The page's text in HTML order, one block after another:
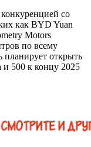
со
как BYD Yuan
Motors
по всему
открыть
и 500 к концу 2025